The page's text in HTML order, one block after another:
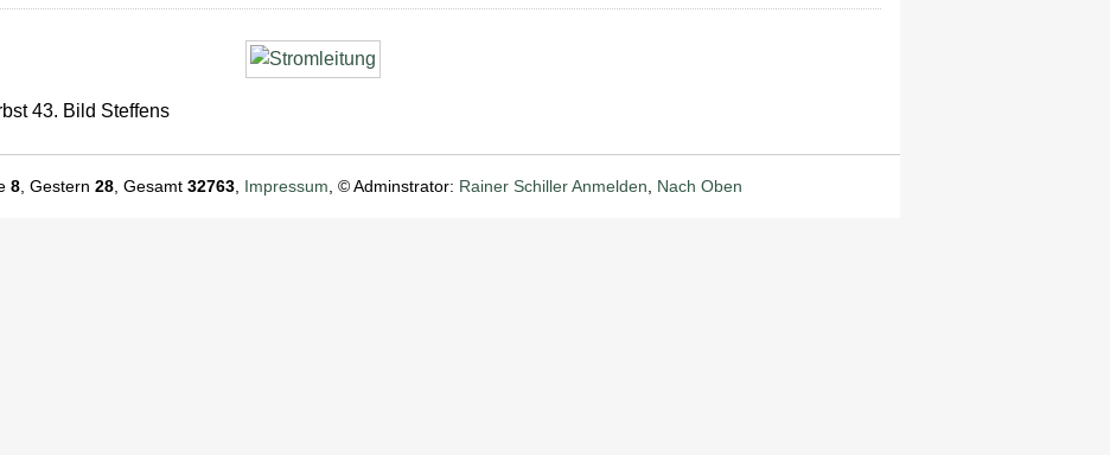
43. Bild Steffens
8, Gestern 28, Gesamt 32763, Impressum , © Adminstrator: Rainer Schiller Anmelden Nach Oben